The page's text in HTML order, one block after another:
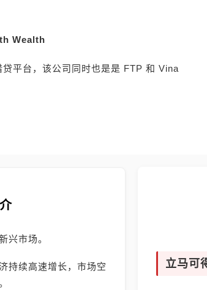
Wealth
平台，该公司同时也是是 FTP 和 Vina
兴市场。
持续高速增长，市场空
立马可